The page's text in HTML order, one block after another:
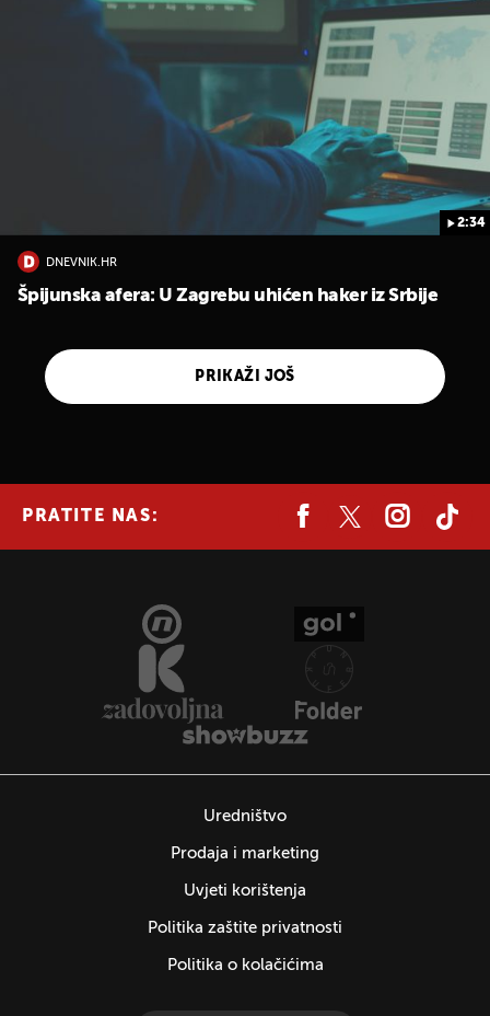
2:34
DNEVNIK.HR
Špijunska afera: U Zagrebu uhićen haker iz Srbije
PRIKAŽI JOŠ
PRATITE NAS:
Uredništvo
Prodaja i marketing
Uvjeti korištenja
Politika zaštite privatnosti
Politika o kolačićima